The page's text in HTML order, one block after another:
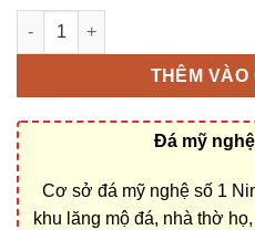
Địa chỉ cơ sở xây Khu lăng
THÊM VÀO
Đá mỹ
Cơ sở đá mỹ nghệ số 1
khu lăng mộ đá, nhà thờ